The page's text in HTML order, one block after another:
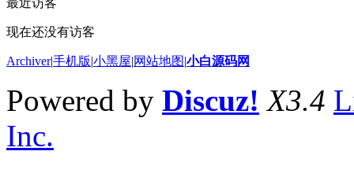
现在还没有访客
Archiver|手机版|小黑屋|网站地图|小白源码网
Powered by Discuz! X3.4
Inc.